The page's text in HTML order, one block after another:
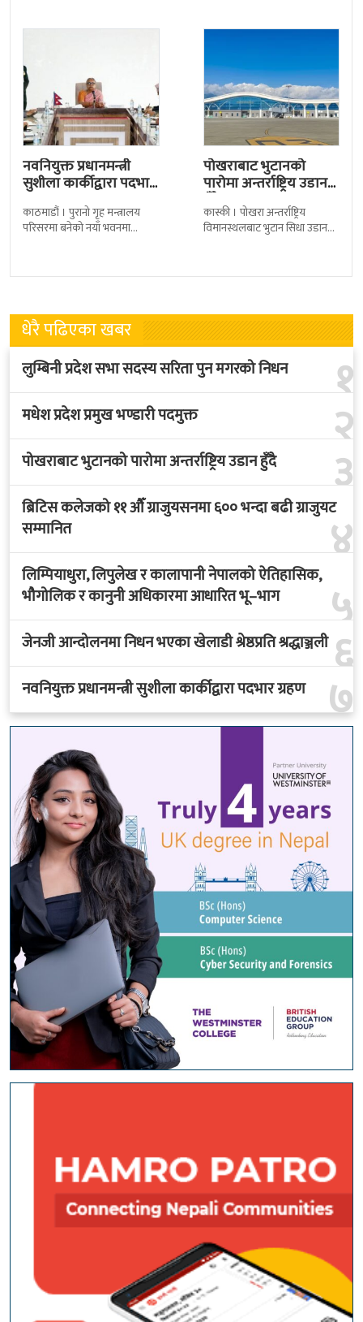
नवनियुक्त प्रधानमन्त्री
सुशीला कार्कीद्वारा पदभार
काठमाडौं । पुरानो गृह मन्त्रालय
परिसरमा बनेको नयाँ भवनमा
नवनियुक्त
पोखराबाट भुटानको
पारोमा अन्तर्राष्ट्रिय उडान
हुँदै
कास्की । पोखरा अन्तर्राष्ट्रिय
विमानस्थलबाट भुटान सिधा उडान
लागेको हो
धेरै पढिएका खबर
१
लुम्बिनी प्रदेश सभा सदस्य सरिता पुन मगरको निधन
२
मधेश प्रदेश प्रमुख भण्डारी पदमुक्त
३
पोखराबाट भुटानको पारोमा अन्तर्राष्ट्रिय उडान हुँदै
४
ब्रिटिस कलेजको ११ औँ ग्राजुयसनमा ६०० भन्दा बढी ग्राजुयट
सम्मानित
५
लिम्पियाधुरा, लिपुलेख र कालापानी नेपालको ऐतिहासिक,
भौगोलिक र कानुनी अधिकारमा आधारित भू–भाग
६
जेनजी आन्दोलनमा निधन भएका खेलाडी श्रेष्ठप्रति श्रद्धाञ्जली
७
नवनियुक्त प्रधानमन्त्री सुशीला कार्कीद्वारा पदभार ग्रहण